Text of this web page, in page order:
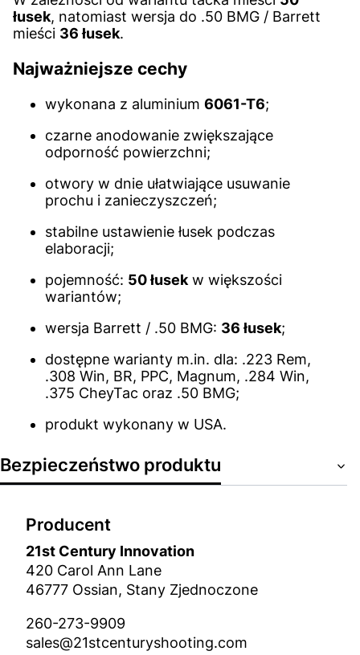
łusek, natomiast wersja do .50 BMG / Barrett
mieści 36 łusek.
Najważniejsze cechy
wykonana z aluminium 6061-T6;
czarne anodowanie zwiększające
odporność powierzchni;
otwory w dnie ułatwiające usuwanie
prochu i zanieczyszczeń;
stabilne ustawienie łusek podczas
elaboracji;
pojemność: 50 łusekw większości
wariantów;
wersja Barrett / .50 BMG: 36 łusek;
dostępne warianty m.in. dla: .223 Rem,
.308 Win, BR, PPC, Magnum, .284 Win,
.375 CheyTac oraz .50 BMG;
produkt wykonany w USA.
Bezpieczeństwo produktu
Producent
21st Century Innovation
420 Carol Ann Lane
46777 Ossian, Stany Zjednoczone
260-273-9909
sales@21stcenturyshooting.com